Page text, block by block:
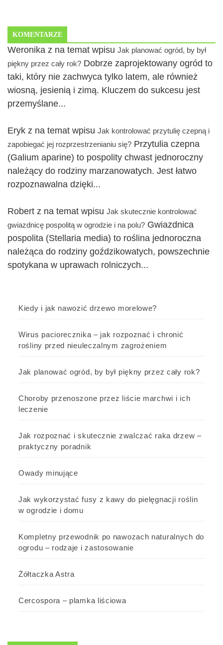
KOMENTARZE
Weronika z na temat wpisu Jak planować ogród, by był
piękny przez cały rok? Dobrze zaprojektowany ogród to
taki, który nie zachwyca tylko latem, ale również
wiosną, jesienią i zimą. Kluczem do sukcesu jest
przemyślane...
Eryk z na temat wpisu Jak kontrolować przytulię czepną i
zapobiegać jej rozprzestrzenianiu się? Przytulia czepna
(Galium aparine) to pospolity chwast jednoroczny
należący do rodziny marzanowatych. Jest łatwo
rozpoznawalna dzięki...
Robert z na temat wpisu Jak skutecznie kontrolować
gwiazdnicę pospolitą w ogrodzie i na polu? Gwiazdnica
pospolita (Stellaria media) to roślina jednoroczna
należąca do rodziny goździkowatych, powszechnie
spotykana w uprawach rolniczych...
Kiedy i jak nawozić drzewo morelowe?
Wirus paciorecznika – jak rozpoznać i chronić
rośliny przed nieuleczalnym zagrożeniem
Jak planować ogród, by był piękny przez cały rok?
Choroby przenoszone przez liście marchwi i ich
leczenie
Jak rozpoznać i skutecznie zwalczać raka drzew –
praktyczny poradnik
Owady minujące
Jak wykorzystać fusy z kawy do pielęgnacji roślin
w ogrodzie i domu
Kompletny przewodnik po nawozach naturalnych do
ogrodu – rodzaje i zastosowanie
Żółtaczka Astra
Cercospora – plamka liściowa